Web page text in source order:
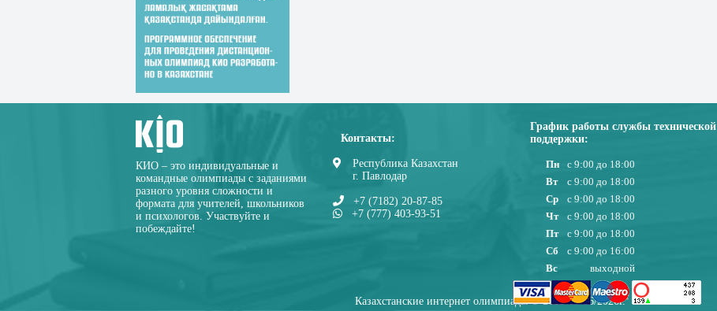
КИО – это индивидуальные и
командные олимпиады с заданиями
разного уровня сложности и
формата для учителей, школьников
и психологов. Участвуйте и
побеждайте!
Контакты:
Республика Казахстан
г. Павлодар
+7 (7182) 20-87-85
+7 (777) 403-93-51
График работы службы технической
поддержки:
Пн
с 9:00 до 18:00
Вт
с 9:00 до 18:00
Ср
с 9:00 до 18:00
Чт
с 9:00 до 18:00
Пт
с 9:00 до 18:00
Сб
с 9:00 до 16:00
Вс
выходной
Казахстанские интернет олимпиады © 2010-08/06/2026г.